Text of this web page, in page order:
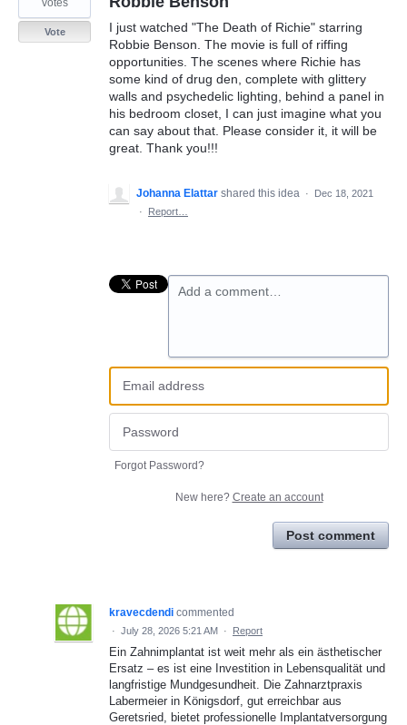
I just watched "The Death of Richie" starring
Robbie Benson. The movie is full of riffing
opportunities. The scenes where Richie has
some kind of drug den, complete with glittery
walls and psychedelic lighting, behind a panel in
his bedroom closet, I can just imagine what you
can say about that. Please consider it, it will be
great. Thank you!!!
votes
Vote
Johanna Elattar shared this idea ·
Dec 18, 2021
·
Report…
Add a comment…
Forgot Password?
New here? Create an account
Post comment
kravecdendi commented
· July 28, 2026 5:21 AM · Report
Ein Zahnimplantat ist weit mehr als ein ästhetischer
Ersatz – es ist eine Investition in Lebensqualität und
langfristige Mundgesundheit. Die Zahnarztpraxis
Labermeier in Königsdorf, gut erreichbar aus
Geretsried, bietet professionelle Implantatversorgung